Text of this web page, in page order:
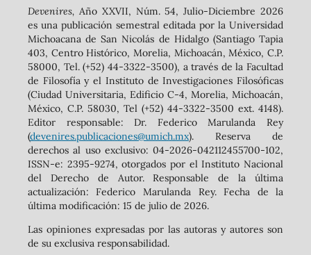
Devenires, Año XXVII, Núm. 54, Julio-Diciembre 2026
es una publicación semestral editada por la Universidad
Michoacana de San Nicolás de Hidalgo (Santiago Tapia
403, Centro Histórico, Morelia, Michoacán, México, C.P.
58000, Tel. (+52) 44-3322-3500), a través de la Facultad
de Filosofía y el Instituto de Investigaciones Filosóficas
(Ciudad Universitaria, Edificio C-4, Morelia, Michoacán,
México, C.P. 58030, Tel (+52) 44-3322-3500 ext. 4148).
‬Editor responsable: Dr. Federico Marulanda Rey
(devenires.publicaciones@umich.mx). Reserva de
derechos al uso exclusivo: 04-2026-042112455700-102,
ISSN-e: 2395-9274, otorgados por el Instituto Nacional
del Derecho de Autor. Responsable de la última
actualización: Federico Marulanda Rey. Fecha de la
última modificación: 15 de julio de 2026.
Las opiniones expresadas por las autoras y autores son
de su exclusiva responsabilidad.